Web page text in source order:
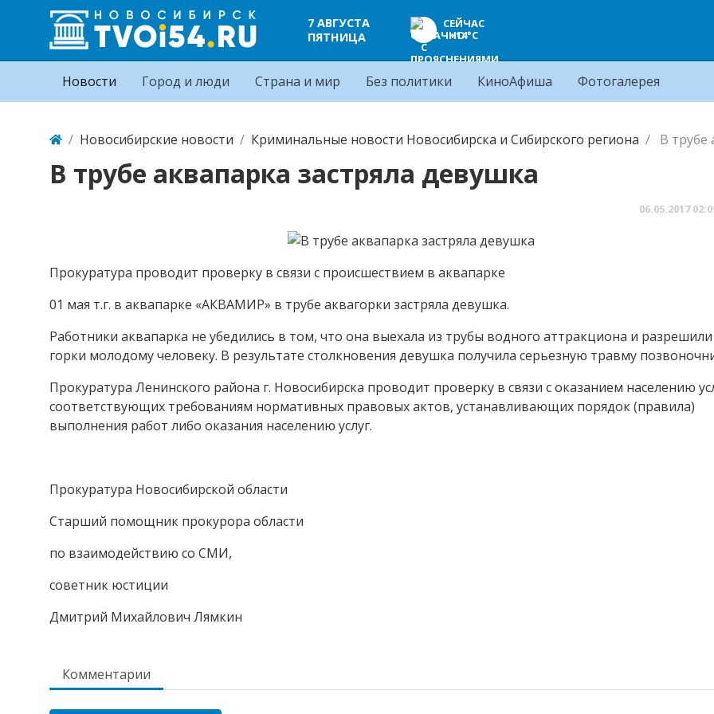
7 АВГУСТА
ПЯТНИЦА
СЕЙЧАС
+14°C
Новости Город и люди Страна и мир Без политики КиноАфиша Фотогалерея
Новосибирские новости Криминальные новости Новосибирска и Сибирского региона В трубе
В трубе аквапарка застряла девушка
06.05.2017
Прокуратура проводит проверку в связи с происшествием в аквапарке
01 мая т.г. в аквапарке «АКВАМИР» в трубе аквагорки застряла девушка.
Работники аквапарка не убедились в том, что она выехала из трубы водного аттракциона и разрешили
горки молодому человеку. В результате столкновения девушка получила серьезную травму
Прокуратура Ленинского района г. Новосибирска проводит проверку в связи с оказанием населению
соответствующих требованиям нормативных правовых актов, устанавливающих порядок (правила)
выполнения работ либо оказания населению услуг.
Прокуратура Новосибирской области
Старший помощник прокурора области
по взаимодействию со СМИ,
советник юстиции
Дмитрий Михайлович Лямкин
Комментарии